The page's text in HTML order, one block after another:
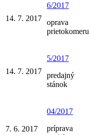
14. 7. 2017
6/2017
oprava
prietokomeru
14. 7. 2017
5/2017
predajný
stánok
7. 6. 2017
04/2017
príprava